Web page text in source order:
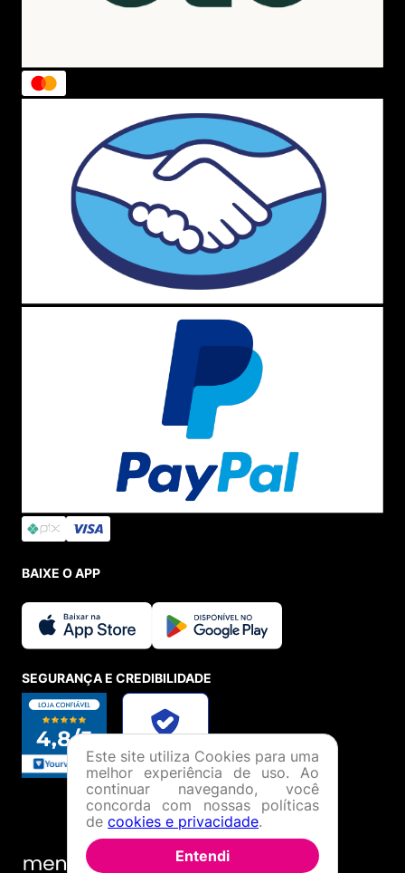
BAIXE O APP
SEGURANÇA E CREDIBILIDADE
Este site utiliza Cookies para uma
melhor experiência de uso. Ao
continuar navegando, você
concorda com nossas políticas
de cookies e privacidade.
Entendi